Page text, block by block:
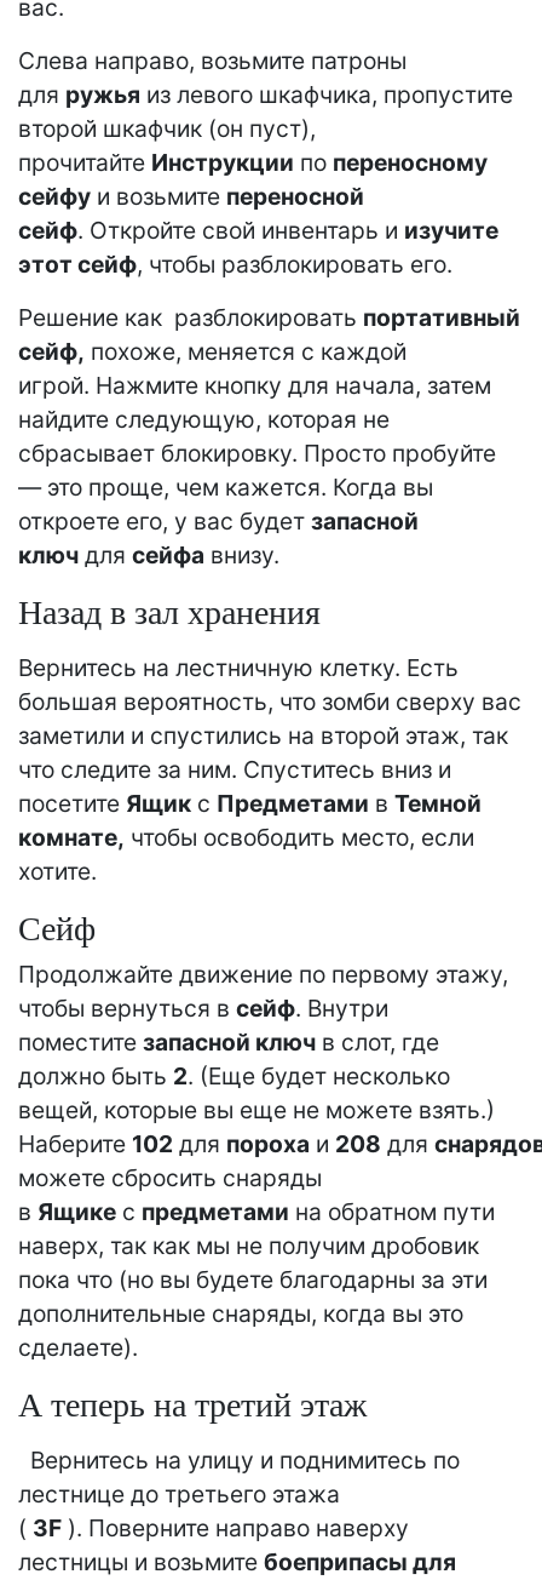
вас.
Слева направо, возьмите патроны
для ружья из левого шкафчика, пропустите
второй шкафчик (он пуст),
прочитайте Инструкции по переносному
сейфу и возьмите переносной
сейф. Откройте свой инвентарь и изучите
этот сейф, чтобы разблокировать его.
Решение как разблокировать портативный
сейф, похоже, меняется с каждой
игрой. Нажмите кнопку для начала, затем
найдите следующую, которая не
сбрасывает блокировку. Просто пробуйте
— это проще, чем кажется. Когда вы
откроете его, у вас будет запасной
ключ для сейфа внизу.
Назад в зал хранения
Вернитесь на лестничную клетку. Есть
большая вероятность, что зомби сверху вас
заметили и спустились на второй этаж, так
что следите за ним. Спуститесь вниз и
посетите Ящик с Предметами в Темной
комнате, чтобы освободить место, если
хотите.
Сейф
Продолжайте движение по первому этажу,
чтобы вернуться в сейф. Внутри
поместите запасной ключ в слот, где
должно быть 2. (Еще будет несколько
вещей, которые вы еще не можете взять.)
Наберите 102 для пороха и 208 для
можете сбросить снаряды
в Ящике с предметами на обратном пути
наверх, так как мы не получим дробовик
пока что (но вы будете благодарны за эти
дополнительные снаряды, когда вы это
сделаете).
А теперь на третий этаж
Вернитесь на улицу и поднимитесь по
лестнице до третьего этажа
( 3F ). Поверните направо наверху
лестницы и возьмите боеприпасы для